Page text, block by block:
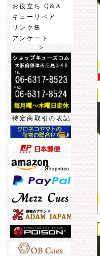
お役立ち Q&A
キューリペア
リンク集
アンケート
>
特定商取引の表記